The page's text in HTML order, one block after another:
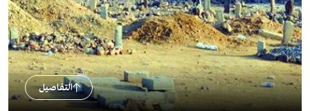
التفاصيل